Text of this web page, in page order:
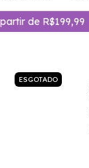
de R$199,99
ESGOTADO